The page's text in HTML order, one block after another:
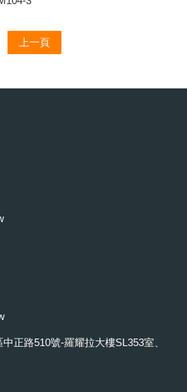
上一頁
正路510號-羅耀拉大樓SL353室、